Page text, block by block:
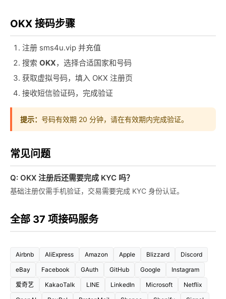
OKX 接码步骤
注册 sms4u.vip 并充值
搜索 OKX，选择合适国家和号码
获取虚拟号码，填入 OKX 注册页
接收短信验证码，完成验证
提示： 号码有效期 20 分钟，请在有效期内完成验证。
常见问题
Q: OKX 注册后还需要完成 KYC 吗？
基础注册仅需手机验证，交易需要完成 KYC 身份认证。
全部 37 项接码服务
Airbnb AliExpress Amazon Apple Blizzard
Discord
eBay
Facebook GAuth GitHub Google
Instagram
爱奇艺
KakaoTalk LINE LinkedIn Microsoft
Netflix